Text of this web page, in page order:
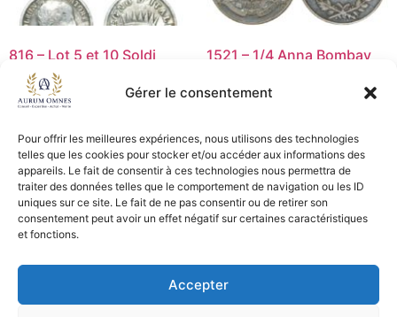
Gérer le consentement
Pour offrir les meilleures expériences, nous utilisons des technologies
telles que les cookies pour stocker et/ou accéder aux informations des
appareils. Le fait de consentir à ces technologies nous permettra de
traiter des données telles que le comportement de navigation ou les ID
uniques sur ce site. Le fait de ne pas consentir ou de retirer son
consentement peut avoir un effet négatif sur certaines caractéristiques
et fonctions.
Accepter
816 – Lot 5 et 10 Soldi
1814 et 1812 M – TB+
25,00€
Lire la suite
1521 – 1/4 Anna Bombay
5,00€
Ajouter au panier
CGV - CGL
Copyright © 2026 Aurum Omnes